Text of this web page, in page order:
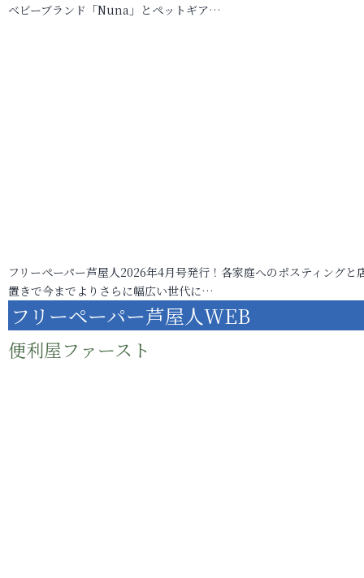
ベビーブランド「Nuna」とペットギア…
フリーペーパー芦屋人2026年4月号発行！各家庭へのポスティングと
置きで今までよりさらに幅広い世代に…
フリーペーパー芦屋人WEB
便利屋ファースト